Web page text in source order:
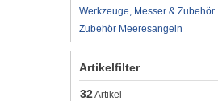
Werkzeuge, Messer & Zubehör
Zubehör Meeresangeln
Artikelfilter
32Artikel